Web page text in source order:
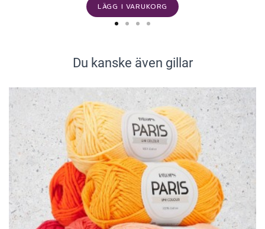
LÄGG I VARUKORG
Du kanske även gillar